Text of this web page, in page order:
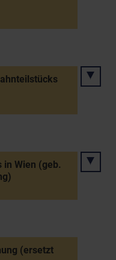
in Wien (geb.
(ersetzt